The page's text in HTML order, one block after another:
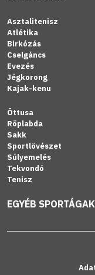
Asztalitenisz
Atlétika
Birkózás
Cselgáncs
Evezés
Jégkorong
Kajak-kenu
Öttusa
Röplabda
Sakk
Sportlövészet
Súlyemelés
Tekvondó
Tenisz
EGYÉB